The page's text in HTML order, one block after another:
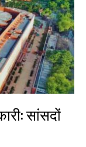
सांसदों